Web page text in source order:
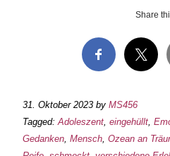
Share
31. Oktober 2023 by MS456
Tagged:Adoleszent, eingehüllt,
Gedanken, Mensch, Ozean an